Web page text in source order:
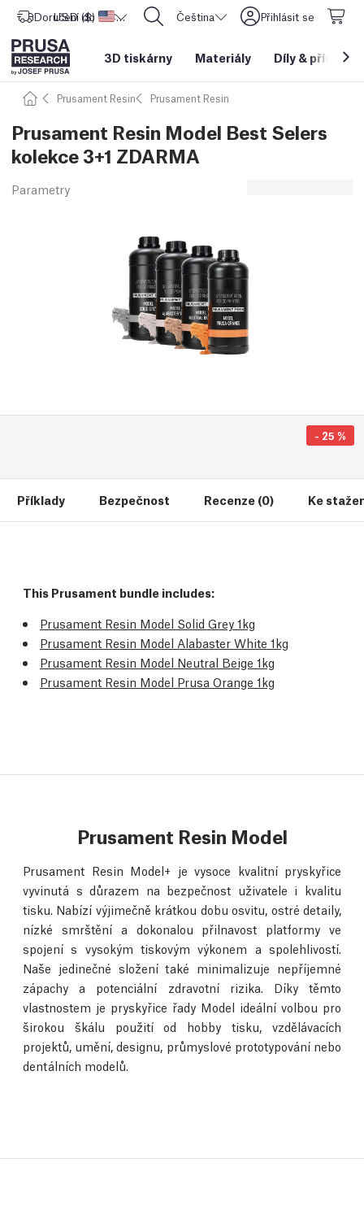
Doručení do Spojené státy americké
USD ($) CORE One L: Nyní skladem! Čeština Přihlásit se
3D tiskárny Materiály Díly &
Prusament Resin Prusament Resin
Prusament Resin Model Best Selers
kolekce 3+1 ZDARMA
Parametry
- 25 %
Příklady Bezpečnost Recenze (0) Ke
This Prusament bundle includes:
Prusament Resin Model Solid Grey 1kg
Prusament Resin Model Alabaster White 1kg
Prusament Resin Model Neutral Beige 1kg
Prusament Resin Model Prusa Orange 1kg
Prusament Resin Model
Prusament Resin Model+ je vysoce kvalitní pryskyřice
vyvinutá s důrazem na bezpečnost uživatele i kvalitu
tisku. Nabízí výjimečně krátkou dobu osvitu, ostré detaily,
nízké smrštění a dokonalou přilnavost platformy ve
spojení s vysokým tiskovým výkonem a spolehlivostí.
Naše jedinečné složení také minimalizuje nepříjemné
zápachy a potenciální zdravotní rizika. Díky těmto
vlastnostem je pryskyřice řady Model ideální volbou pro
širokou škálu použití od hobby tisku, vzdělávacích
projektů, umění, designu, průmyslové prototypování nebo
dentálních modelů.